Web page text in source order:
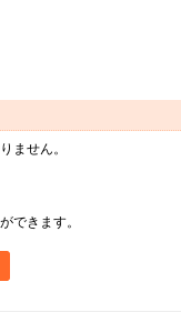
ません。
できます。